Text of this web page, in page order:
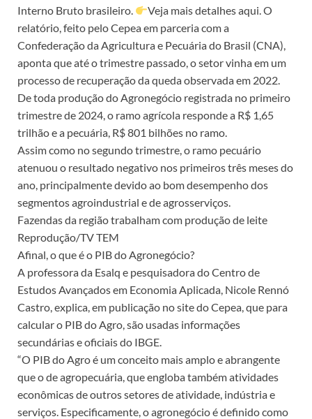
Interno Bruto brasileiro.
Veja mais detalhes aqui. O
relatório, feito pelo Cepea em parceria com a
Confederação da Agricultura e Pecuária do Brasil (CNA),
aponta que até o trimestre passado, o setor vinha em um
processo de recuperação da queda observada em 2022.
De toda produção do Agronegócio registrada no primeiro
trimestre de 2024, o ramo agrícola responde a R$ 1,65
trilhão e a pecuária, R$ 801 bilhões no ramo.
Assim como no segundo trimestre, o ramo pecuário
atenuou o resultado negativo nos primeiros três meses do
ano, principalmente devido ao bom desempenho dos
segmentos agroindustrial e de agrosserviços.
Fazendas da região trabalham com produção de leite
Reprodução/TV TEM
Afinal, o que é o PIB do Agronegócio?
A professora da Esalq e pesquisadora do Centro de
Estudos Avançados em Economia Aplicada, Nicole Rennó
Castro, explica, em publicação no site do Cepea, que para
calcular o PIB do Agro, são usadas informações
secundárias e oficiais do IBGE.
“O PIB do Agro é um conceito mais amplo e abrangente
que o de agropecuária, que engloba também atividades
econômicas de outros setores de atividade, indústria e
serviços. Especificamente, o agronegócio é definido como